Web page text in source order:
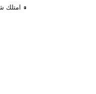
امتلك شالية بمقدم